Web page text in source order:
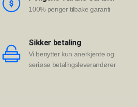
100% penger tilbake garanti
Sikker betaling
Vi benytter kun anerkjente og
seriøse betalingsleverandører